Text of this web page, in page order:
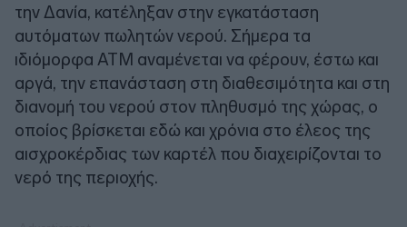
την Δανία, κατέληξαν στην εγκατάσταση
αυτόματων πωλητών νερού. Σήμερα τα
ιδιόμορφα ATM αναμένεται να φέρουν, έστω και
αργά, την επανάσταση στη διαθεσιμότητα και στη
διανομή του νερού στον πληθυσμό της χώρας, ο
οποίος βρίσκεται εδώ και χρόνια στο έλεος της
αισχροκέρδιας των καρτέλ που διαχειρίζονται το
νερό της περιοχής.